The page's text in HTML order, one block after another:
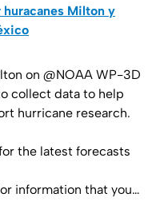
Milton y
on @NOAA WP-3D
collect data to help
hurricane research.
the latest forecasts
information that you…